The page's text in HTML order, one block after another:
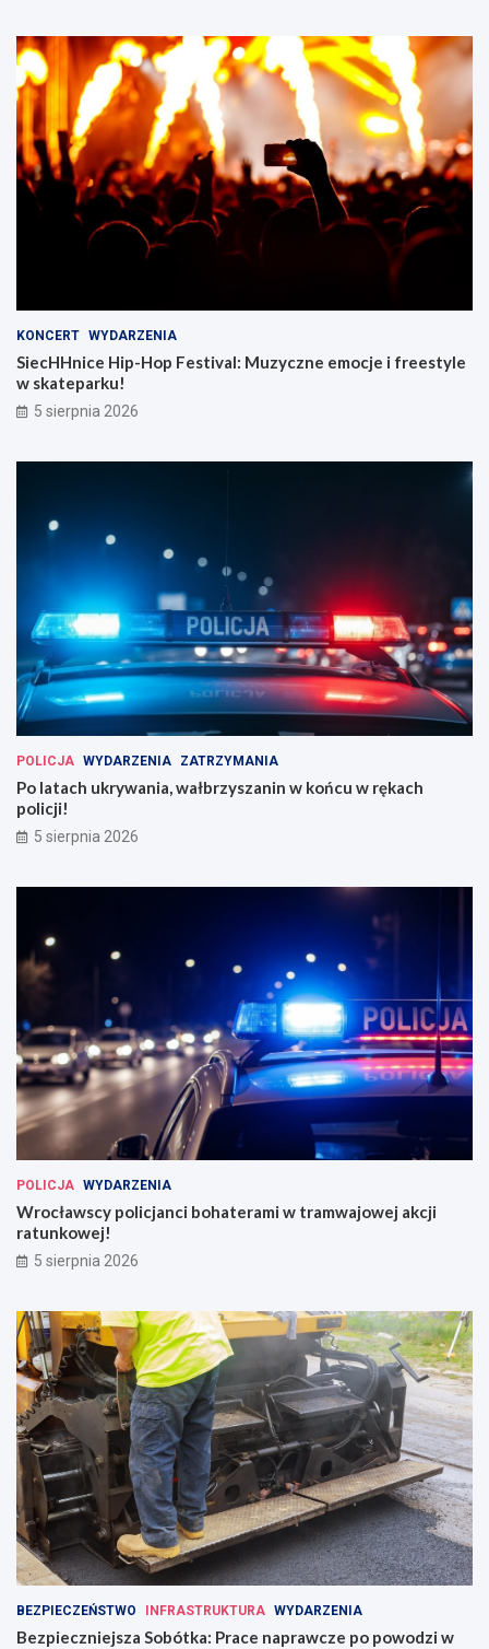
KONCERT WYDARZENIA
SiecHHnice Hip-Hop Festival: Muzyczne emocje i freestyle
w skateparku!
5 sierpnia 2026
POLICJA WYDARZENIA ZATRZYMANIA
Po latach ukrywania, wałbrzyszanin w końcu w rękach
policji!
5 sierpnia 2026
POLICJA WYDARZENIA
Wrocławscy policjanci bohaterami w tramwajowej akcji
ratunkowej!
5 sierpnia 2026
BEZPIECZEŃSTWO INFRASTRUKTURA WYDARZENIA
Bezpieczniejsza Sobótka: Prace naprawcze po powodzi w